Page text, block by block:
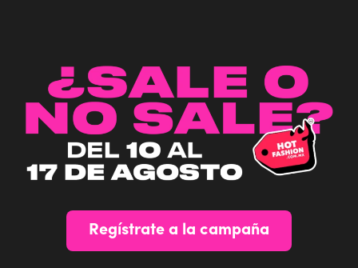
Regístrate a la campaña